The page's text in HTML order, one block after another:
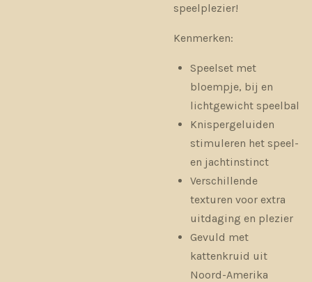
speelplezier!
Kenmerken:
Speelset met
bloempje, bij en
lichtgewicht speelbal
Knispergeluiden
stimuleren het speel-
en jachtinstinct
Verschillende
texturen voor extra
uitdaging en plezier
Gevuld met
kattenkruid uit
Noord-Amerika